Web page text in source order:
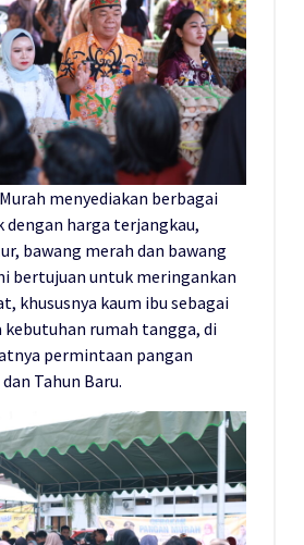
menyediakan berbagai
dengan harga terjangkau,
bawang merah dan bawang
bertujuan untuk meringankan
khususnya kaum ibu sebagai
rumah tangga, di
permintaan pangan
Tahun Baru.